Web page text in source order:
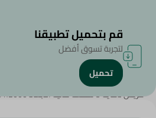
الرئيسية/إلكترونيات توصلك النهارده
فريش دفاية 5 شمعة ثلاثية الابعاد Fh2000، فضى - 2000 وات
قم بتحميل تطبيقنا
لتجربة تسوق أفضل
تحميل